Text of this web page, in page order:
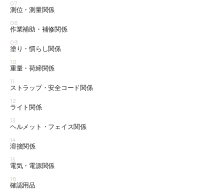
07
測位・測量関係
08
作業補助・補修関係
09
塗り・慣らし関係
10
重量・荷締関係
11
ストラップ・安全コード関係
12
ライト関係
13
ヘルメット・フェイス関係
14
溶接関係
15
電気・電源関係
16
確認用品